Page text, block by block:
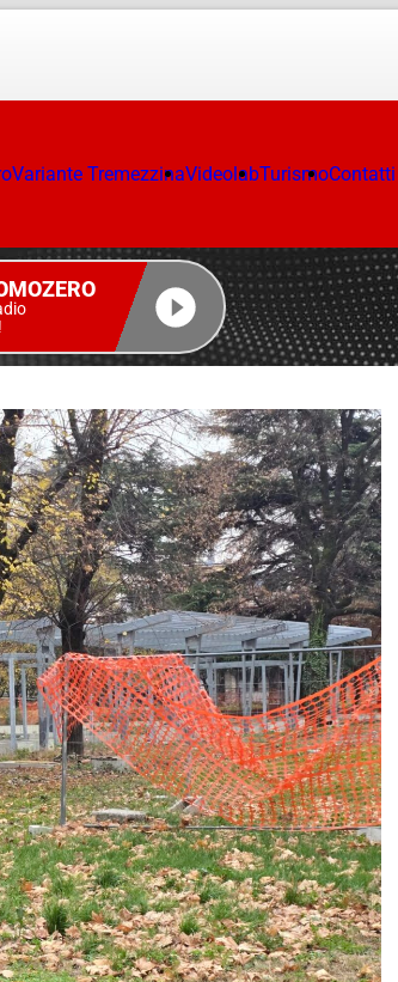
Variante TremezzinaVideolabTurismoContatti